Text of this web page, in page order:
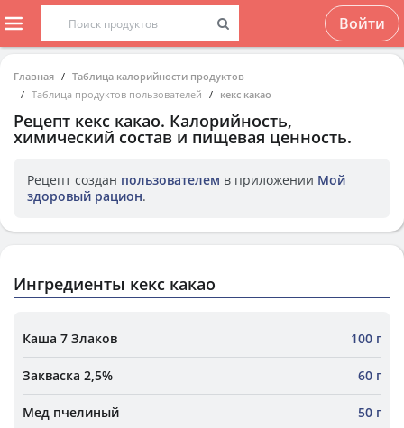
Войти
Главная
Таблица калорийности продуктов
Таблица продуктов пользователей
кекс какао
Рецепт кекс какао. Калорийность,
химический состав и пищевая ценность.
Рецепт создан пользователем в приложении Мой
здоровый рацион.
Ингредиенты кекс какао
Каша 7 Злаков 100 г
Закваска 2,5% 60 г
Мед пчелиный 50 г